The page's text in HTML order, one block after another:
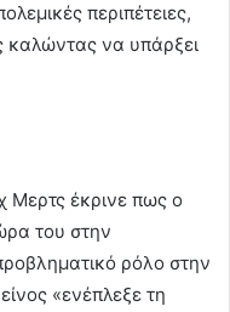
περιπέτειες,
καλώντας να υπάρξει
Μερτς έκρινε πως ο
του στην
ρόλο στην
«ενέπλεξε τη